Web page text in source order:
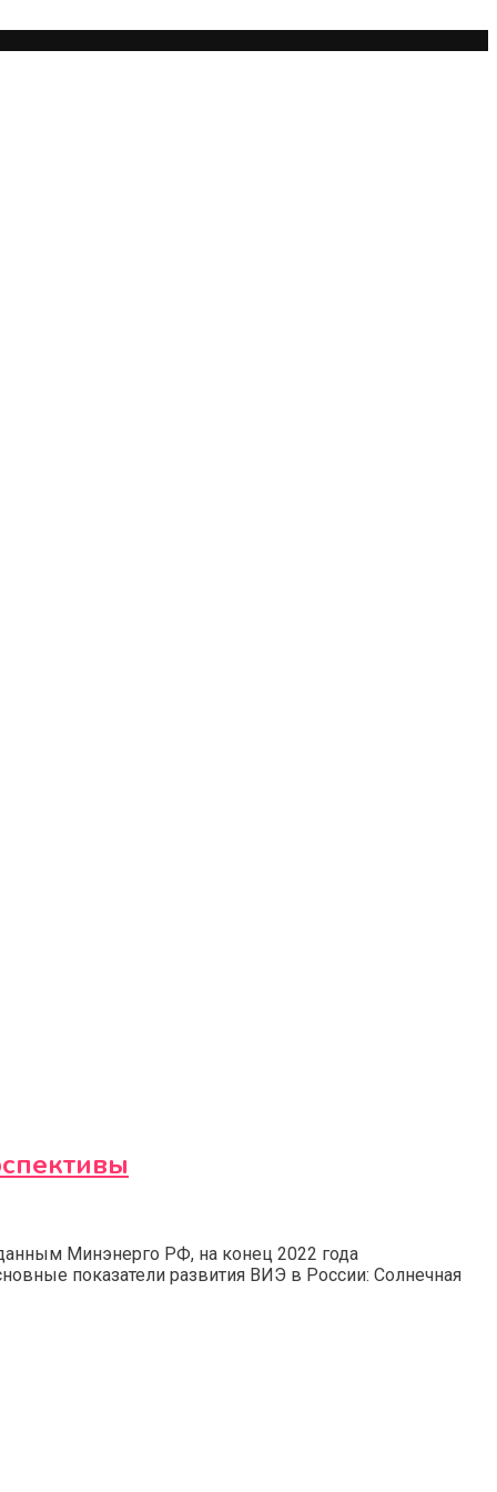
Минэнерго РФ, на конец 2022 года
показатели развития ВИЭ в России: Солнечная